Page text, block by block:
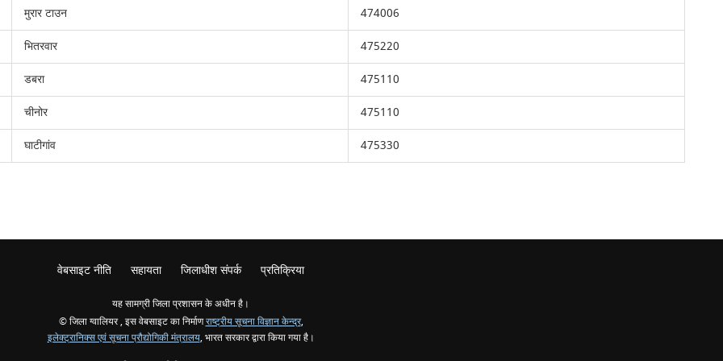
मुरार टाउन
474006
भितरवार
475220
डबरा
475110
चीनोर
475110
घाटीगांव 475330
वेबसाइट नीति सहायता जिलाधीश संपर्क प्रतिक्रिया
यह सामग्री जिला प्रशासन के अधीन है।
© जिला ग्वालियर , इस वेबसाइट का निर्माणराष्ट्रीय सूचना विज्ञान केन्द्र,
इलेक्ट्रानिक्स एवं सूचना प्रौद्योगिकी मंत्रालय, भारत सरकार द्वारा किया गया है।